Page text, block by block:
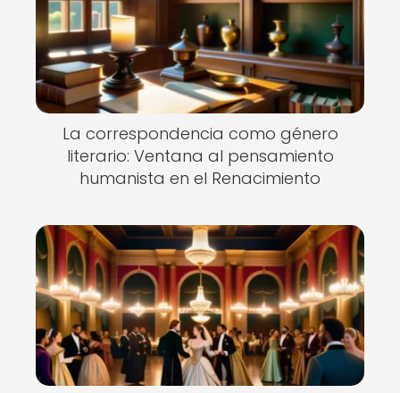
La correspondencia como género
literario: Ventana al pensamiento
humanista en el Renacimiento